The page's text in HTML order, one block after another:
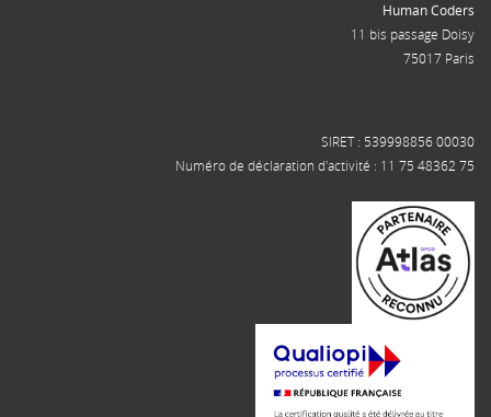
Human Coders
11 bis passage Doisy
75017 Paris
SIRET : 539998856 00030
Numéro de déclaration d'activité : 11 75 48362 75